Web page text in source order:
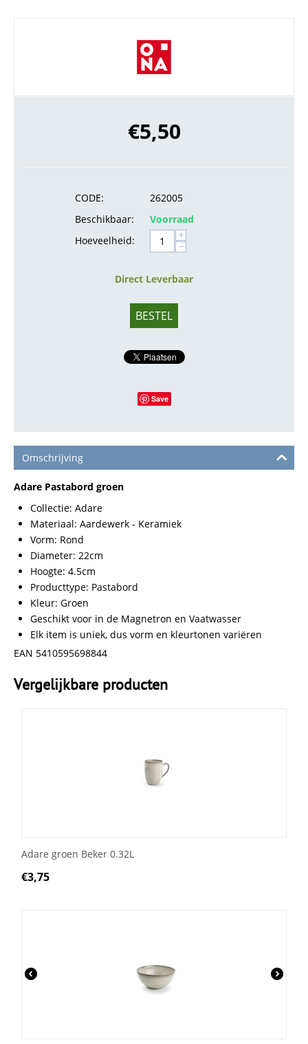
€5,50
CODE:
262005
Beschikbaar:
Voorraad
Hoeveelheid:
+
−
Direct Leverbaar
BESTEL
Save
Omschrijving
Adare Pastabord groen
Collectie: Adare
Materiaal: Aardewerk - Keramiek
Vorm: Rond
Diameter: 22cm
Hoogte: 4.5cm
Producttype: Pastabord
Kleur: Groen
Geschikt voor in de Magnetron en Vaatwasser
Elk item is uniek, dus vorm en kleurtonen variëren
EAN 5410595698844
Vergelijkbare producten
Adare groen Beker 0.32L
€3,75